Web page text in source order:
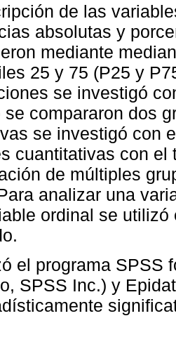
de las
absolutas y
mediante
25 y 75 (P25 y
se investigó
se compararon dos
se investigó con
cuantitativas con el
de múltiples
analizar una
ordinal se
el programa SPSS
SPSS Inc.) y